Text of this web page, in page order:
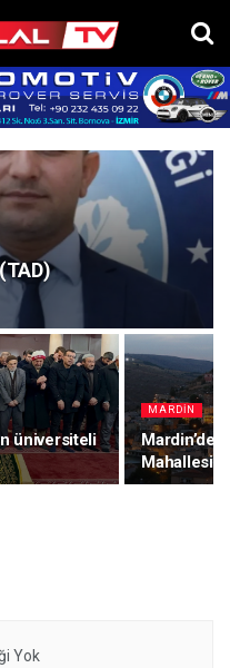
üniversiteli
MARDIN
Mardin’de
Yok